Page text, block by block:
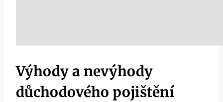
Výhody a nevýhody
důchodového pojištění